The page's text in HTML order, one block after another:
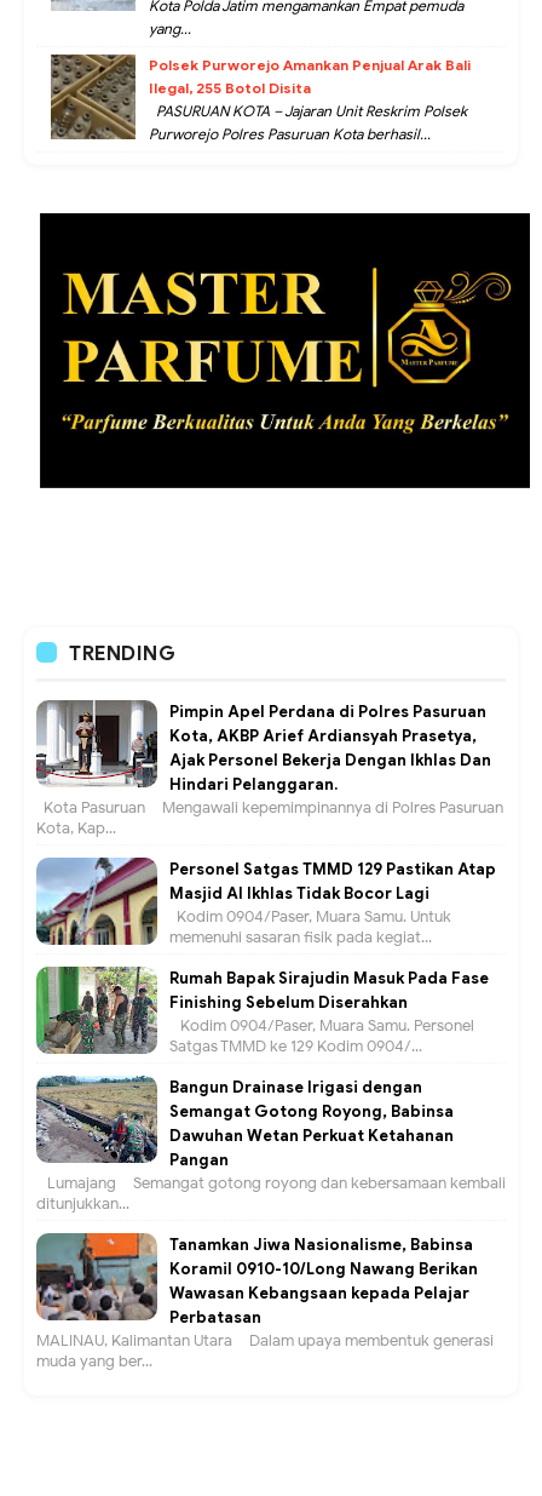
Kota Polda Jatim mengamankan Empat pemuda
yang...
Polsek Purworejo Amankan Penjual Arak Bali
Ilegal, 255 Botol Disita
PASURUAN KOTA – Jajaran Unit Reskrim Polsek
Purworejo Polres Pasuruan Kota berhasil...
TRENDING
Pimpin Apel Perdana di Polres Pasuruan
Kota, AKBP Arief Ardiansyah Prasetya,
Ajak Personel Bekerja Dengan Ikhlas Dan
Hindari Pelanggaran.
Kota Pasuruan – Mengawali kepemimpinannya di Polres Pasuruan
Kota, Kap...
Personel Satgas TMMD 129 Pastikan Atap
Masjid Al Ikhlas Tidak Bocor Lagi
Kodim 0904/Paser, Muara Samu. Untuk
memenuhi sasaran fisik pada kegiat...
Rumah Bapak Sirajudin Masuk Pada Fase
Finishing Sebelum Diserahkan
Kodim 0904/Paser, Muara Samu. Personel
Satgas TMMD ke 129 Kodim 0904/...
Bangun Drainase Irigasi dengan
Semangat Gotong Royong, Babinsa
Dawuhan Wetan Perkuat Ketahanan
Pangan
Lumajang – Semangat gotong royong dan kebersamaan kembali
ditunjukkan...
Tanamkan Jiwa Nasionalisme, Babinsa
Koramil 0910-10/Long Nawang Berikan
Wawasan Kebangsaan kepada Pelajar
Perbatasan
MALINAU, Kalimantan Utara – Dalam upaya membentuk generasi
muda yang ber...